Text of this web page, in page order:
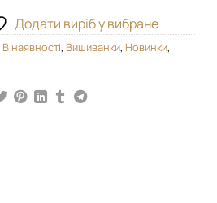
Додати виріб у вибране
В наявності, Вишиванки, Новинки,